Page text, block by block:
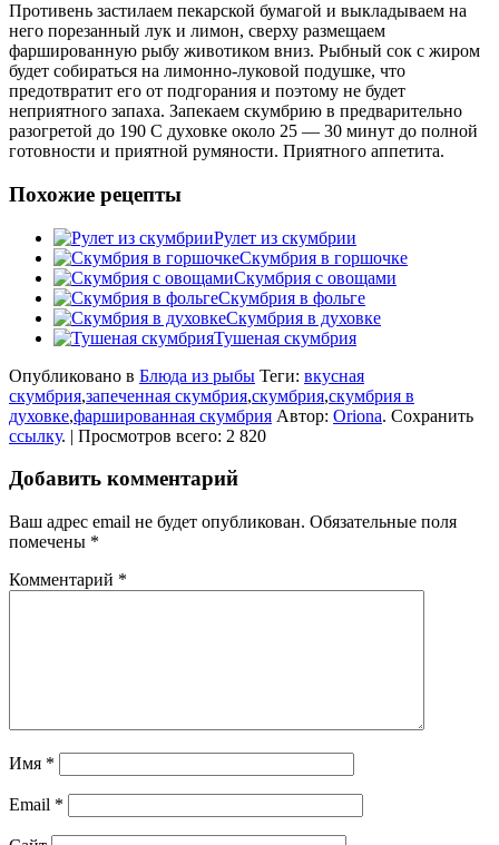
Противень застилаем пекарской бумагой и выкладываем на
него порезанный лук и лимон, сверху размещаем
фаршированную рыбу животиком вниз. Рыбный сок с жиром
будет собираться на лимонно-луковой подушке, что
предотвратит его от подгорания и поэтому не будет
неприятного запаха. Запекаем скумбрию в предварительно
разогретой до 190 С духовке около 25 — 30 минут до полной
готовности и приятной румяности. Приятного аппетита.
Похожие рецепты
Рулет из скумбрии
Скумбрия в горшочке
Скумбрия с овощами
Скумбрия в фольге
Скумбрия в духовке
Тушеная скумбрия
Опубликовано в Блюда из рыбы Теги: вкусная
скумбрия,запеченная скумбрия,скумбрия,скумбрия в
духовке,фаршированная скумбрия Автор: Oriona. Сохранить
ссылку. | Просмотров всего: 2 820
Добавить комментарий
Ваш адрес email не будет опубликован. Обязательные поля
помечены *
Комментарий *
Имя *
Email *